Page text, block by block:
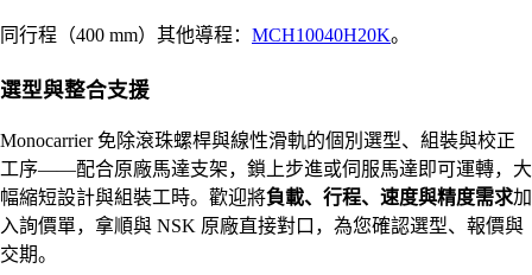
同行程（400 mm）其他導程： MCH10040H20K。
選型與整合支援
Monocarrier 免除滾珠螺桿與線性滑軌的個別選型、組裝與校正
工序——配合原廠馬達支架，鎖上步進或伺服馬達即可運轉，大
幅縮短設計與組裝工時。歡迎將負載、行程、速度與精度需求加
入詢價單，拿順與 NSK 原廠直接對口，為您確認選型、報價與
交期。